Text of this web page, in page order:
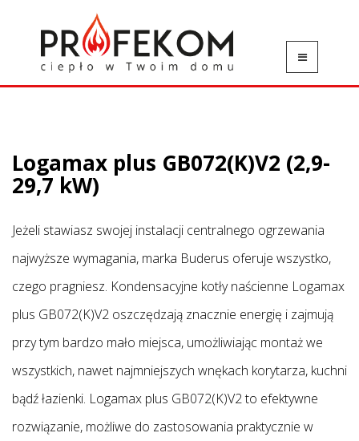
Logamax plus GB072(K)V2 (2,9-
29,7 kW)
Jeżeli stawiasz swojej instalacji centralnego ogrzewania
najwyższe wymagania, marka Buderus oferuje wszystko,
czego pragniesz. Kondensacyjne kotły naścienne Logamax
plus GB072(K)V2 oszczędzają znacznie energię i zajmują
przy tym bardzo mało miejsca, umożliwiając montaż we
wszystkich, nawet najmniejszych wnękach korytarza, kuchni
bądź łazienki. Logamax plus GB072(K)V2 to efektywne
rozwiązanie, możliwe do zastosowania praktycznie w